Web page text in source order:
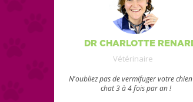
DR CHARLOTTE
Vétérinaire
N'oubliez pas de vermifuger votre
chat 3 à 4 fois par an !